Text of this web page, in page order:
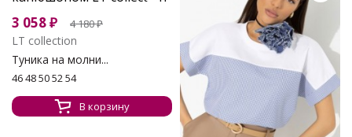
3 058₽ 4 180₽
LT collection
Туника на молни...
46 48 50 52 54
В корзину